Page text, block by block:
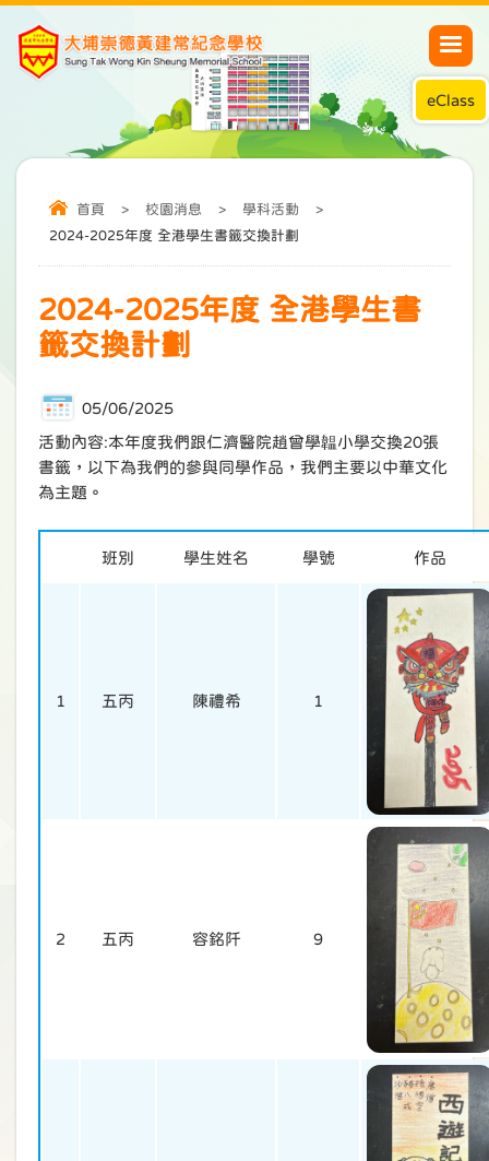
eClass
首頁 > 校園消息 > 學科活動
>
2024-2025年度 全港學生書籤交換計劃
2024-2025年度 全港學生書
籤交換計劃
05/06/2025
活動內容:本年度我們跟仁濟醫院趙曾學韞小學交換20張
書籤，以下為我們的參與同學作品，我們主要以中華文化
為主題。
班別 學生姓名 學號 作品
1 五丙 陳禮希 1
2 五丙 容銘阡 9